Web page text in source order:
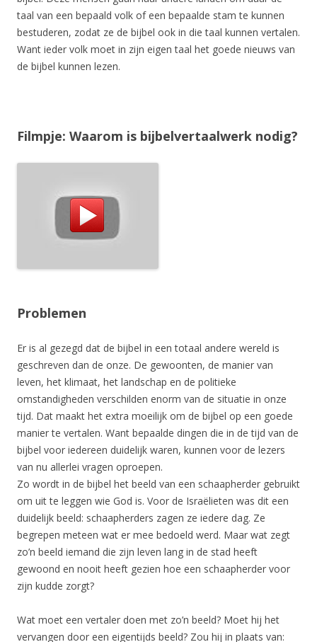
taal van een bepaald volk of een bepaalde stam te kunnen
bestuderen, zodat ze de bijbel ook in die taal kunnen vertalen.
Want ieder volk moet in zijn eigen taal het goede nieuws van
de bijbel kunnen lezen.
Filmpje: Waarom is bijbelvertaalwerk nodig?
Problemen
Er is al gezegd dat de bijbel in een totaal andere wereld is
geschreven dan de onze. De gewoonten, de manier van
leven, het klimaat, het landschap en de politieke
omstandigheden verschilden enorm van de situatie in onze
tijd. Dat maakt het extra moeilijk om de bijbel op een goede
manier te vertalen. Want bepaalde dingen die in de tijd van de
bijbel voor iedereen duidelijk waren, kunnen voor de lezers
van nu allerlei vragen oproepen.
Zo wordt in de bijbel het beeld van een schaapherder gebruikt
om uit te leggen wie God is. Voor de Israëlieten was dit een
duidelijk beeld: schaapherders zagen ze iedere dag. Ze
begrepen meteen wat er mee bedoeld werd. Maar wat zegt
zo’n beeld iemand die zijn leven lang in de stad heeft
gewoond en nooit heeft gezien hoe een schaapherder voor
zijn kudde zorgt?
Wat moet een vertaler doen met zo’n beeld? Moet hij het
vervangen door een eigentijds beeld? Zou hij in plaats van: